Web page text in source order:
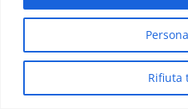
Rifiuta
Salva il mio nome,
e sito web in questo
browser per la
volta che commento.